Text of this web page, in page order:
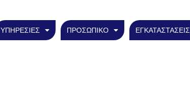
ΥΠΗΡΕΣΙΕΣ ΠΡΟΣΩΠΙΚΟ ΕΓΚΑΤΑΣΤΑΣΕΙΣ